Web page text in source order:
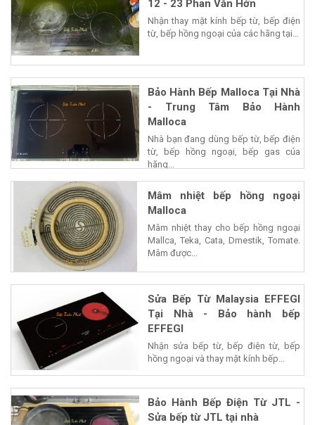
12 - 23 Phan Văn Hớn
Nhận thay mặt kính bếp từ, bếp điện
từ, bếp hồng ngoại của các hãng tại...
Bảo Hành Bếp Malloca Tại Nhà
- Trung Tâm Bảo Hành
Malloca
Nhà bạn đang dùng bếp từ, bếp điện
từ, bếp hồng ngoại, bếp gas của
hãng...
Mâm nhiệt bếp hồng ngoại
Malloca
Mâm nhiệt thay cho bếp hồng ngoại
Mallca, Teka, Cata, Dmestik, Tomate.
Mâm được...
Sửa Bếp Từ Malaysia EFFEGI
Tại Nhà - Bảo hành bếp
EFFEGI
Nhận sửa bếp từ, bếp điện từ, bếp
hồng ngoại và thay mặt kính bếp...
Bảo Hành Bếp Điện Từ JTL -
Sửa bếp từ JTL tại nhà